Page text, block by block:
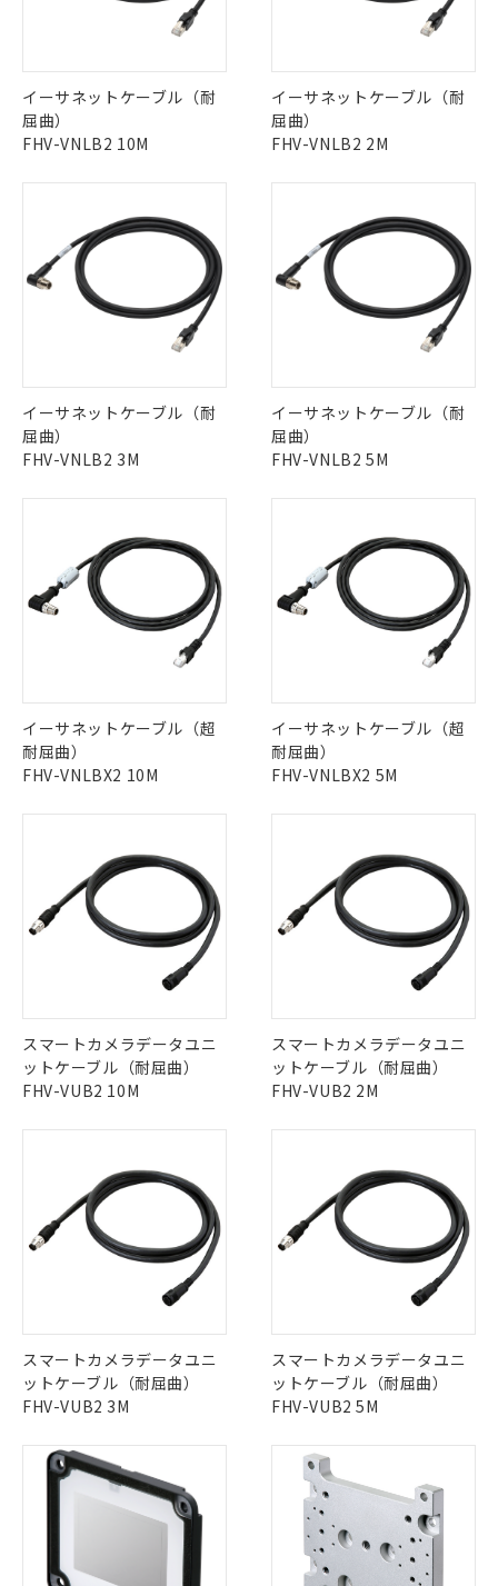
イーサネットケーブル（耐
屈曲）
FHV-VNLB2 10M
イーサネットケーブル（耐
屈曲）
FHV-VNLB2 2M
イーサネットケーブル（耐
屈曲）
FHV-VNLB2 3M
イーサネットケーブル（耐
屈曲）
FHV-VNLB2 5M
イーサネットケーブル（超
耐屈曲）
FHV-VNLBX2 10M
イーサネットケーブル（超
耐屈曲）
FHV-VNLBX2 5M
スマートカメラデータユニ
ットケーブル（耐屈曲）
FHV-VUB2 10M
スマートカメラデータユニ
ットケーブル（耐屈曲）
FHV-VUB2 2M
スマートカメラデータユニ
ットケーブル（耐屈曲）
FHV-VUB2 3M
スマートカメラデータユニ
ットケーブル（耐屈曲）
FHV-VUB2 5M